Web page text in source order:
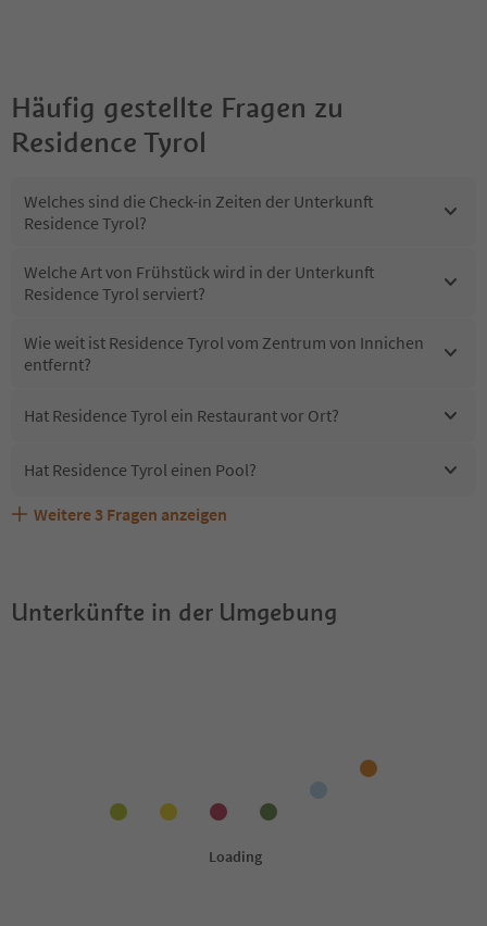
Häufig gestellte Fragen zu
Residence Tyrol
Welches sind die Check-in Zeiten der Unterkunft
Residence Tyrol?
Welche Art von Frühstück wird in der Unterkunft
Residence Tyrol serviert?
Wie weit ist Residence Tyrol vom Zentrum von Innichen
entfernt?
Hat Residence Tyrol ein Restaurant vor Ort?
Hat Residence Tyrol einen Pool?
Sind Haustiere in der Unterkunft Residence Tyrol
Welche Services bietet Residence Tyrol?
Erhalten die Gäste von Residence Tyrol einen Südtirol
Weitere 3 Fragen anzeigen
Unterkünfte in der Umgebung